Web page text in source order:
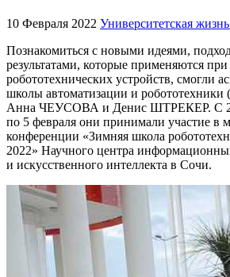
10 Февраля 2022 Университетская жизнь
Познакомиться с новыми идеями,
результатами, которые применяются при
робототехнических устройств, смогли
школы автоматизации и
Анна ЧЕУСОВА и Денис ШТРЕКЕР. С
по 5 февраля они принимали участие в
конференции «Зимняя школа
2022» Научного центра
и искусственного интеллекта в Сочи.